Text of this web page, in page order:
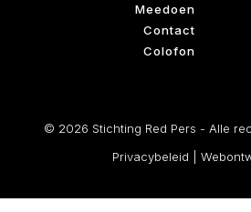
Meedoen
Contact
Colofon
© 2026 Stichting Red Pers - Alle
Privacybeleid